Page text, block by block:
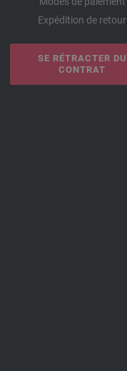
Expédition de retour
SE RÉTRACTER DU
CONTRAT